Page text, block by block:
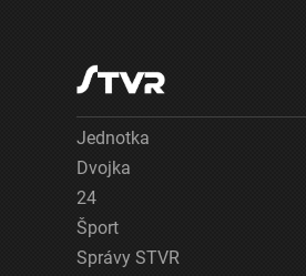
Jednotka
Dvojka
24
Šport
Správy STVR